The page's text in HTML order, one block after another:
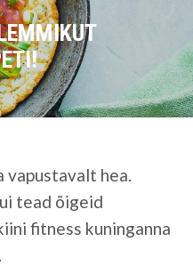
hea.
tead õigeid
fitness kuninganna